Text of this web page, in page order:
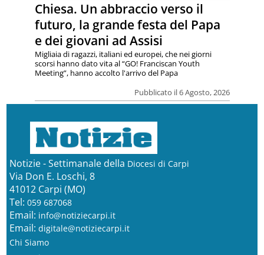
Chiesa. Un abbraccio verso il
futuro, la grande festa del Papa
e dei giovani ad Assisi
Pubblicato il 6 Agosto, 2026
Migliaia di ragazzi, italiani ed europei, che nei giorni
scorsi hanno dato vita al “GO! Franciscan Youth
Meeting”, hanno accolto l'arrivo del Papa
Notizie - Settimanale della Diocesi di Carpi
Via Don E. Loschi, 8
41012 Carpi (MO)
Tel: 059 687068
Email: info@notiziecarpi.it
Email: digitale@notiziecarpi.it
Chi Siamo